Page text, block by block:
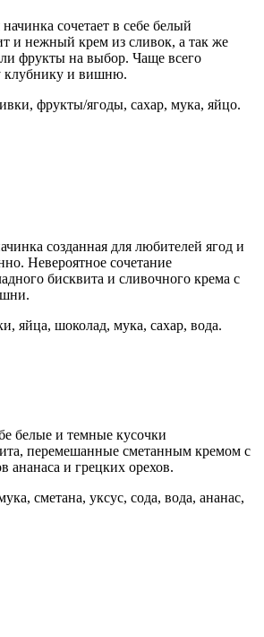
сочетает в себе белый
и нежный крем из сливок, а так же
фрукты на выбор. Чаще всего
клубнику и вишню.
фрукты/ягоды, сахар, мука, яйцо.
созданная для любителей ягод и
Невероятное сочетание
бисквита и сливочного крема с
яйца, шоколад, мука, сахар, вода.
белые и темные кусочки
перемешанные сметанным кремом с
ананаса и грецких орехов.
сметана, уксус, сода, вода, ананас,